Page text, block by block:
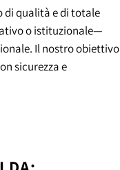
di qualità e di totale
o istituzionale—
Il nostro obiettivo
sicurezza e